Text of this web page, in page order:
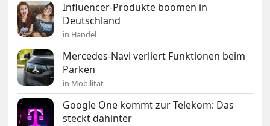
Influencer-Produkte boomen in
Deutschland
in Handel
Mercedes-Navi verliert Funktionen beim
Parken
in Mobilität
Google One kommt zur Telekom: Das
steckt dahinter